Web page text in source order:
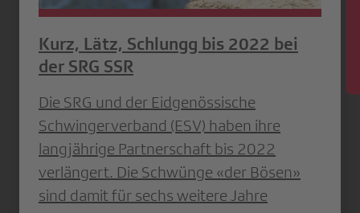
Kurz, Lätz, Schlungg bis 2022 bei
der SRG SSR
Die SRG und der Eidgenössische
Schwingerverband (ESV) haben ihre
langjährige Partnerschaft bis 2022
verlängert. Die Schwünge «der Bösen»
sind damit für sechs weitere Jahre